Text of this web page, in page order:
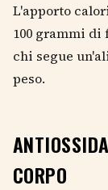
L'apporto
100 grammi
chi segue
peso.
CORPO